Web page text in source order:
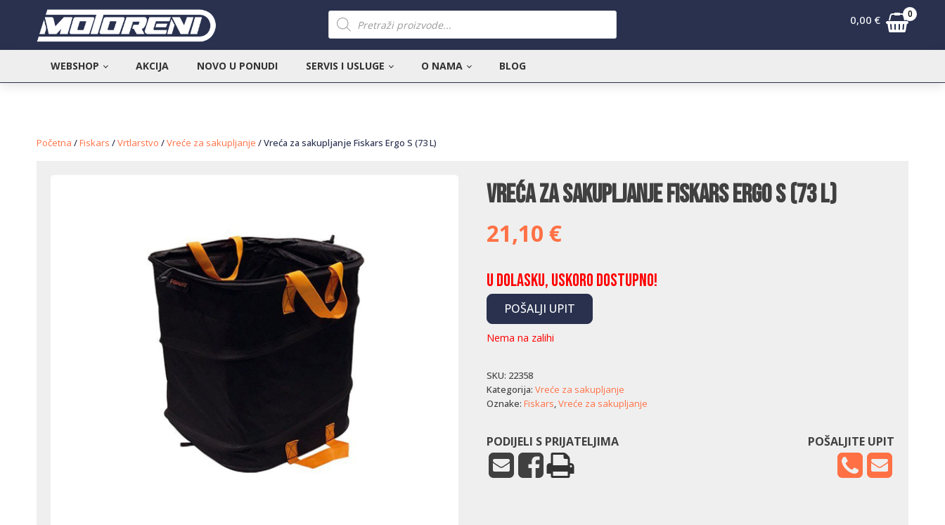
Products
search
0,00 € 0
WEBSHOP AKCIJA NOVO U PONUDI SERVIS I USLUGE O NAMA BLOG
Početna /Fiskars /Vrtlarstvo /Vreće za sakupljanje / Vreća za sakupljanje Fiskars Ergo S (73 L)
Vreća za sakupljanje Fiskars Ergo S (73 L)
21,10 €
U dolasku, uskoro dostupno!
POŠALJI UPIT
Nema na zalihi
SKU: 22358
Kategorija: Vreće za sakupljanje
Oznake: Fiskars,Vreće za sakupljanje
PODIJELI S PRIJATELJIMA POŠALJITE UPIT